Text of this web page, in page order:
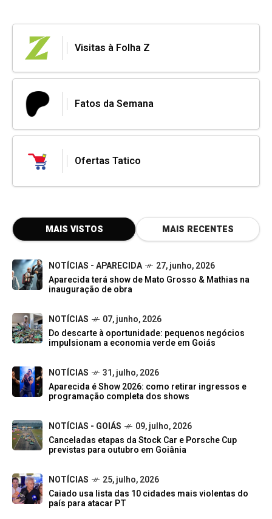
Visitas à Folha Z
Fatos da Semana
Ofertas Tatico
MAIS VISTOS MAIS RECENTES
NOTÍCIAS - APARECIDA
27, junho, 2026
Aparecida terá show de Mato Grosso & Mathias na
inauguração de obra
NOTÍCIAS
07, junho, 2026
Do descarte à oportunidade: pequenos negócios
impulsionam a economia verde em Goiás
NOTÍCIAS
31, julho, 2026
Aparecida é Show 2026: como retirar ingressos e
programação completa dos shows
NOTÍCIAS - GOIÁS
09, julho, 2026
Canceladas etapas da Stock Car e Porsche Cup
previstas para outubro em Goiânia
NOTÍCIAS
25, julho, 2026
Caiado usa lista das 10 cidades mais violentas do
país para atacar PT